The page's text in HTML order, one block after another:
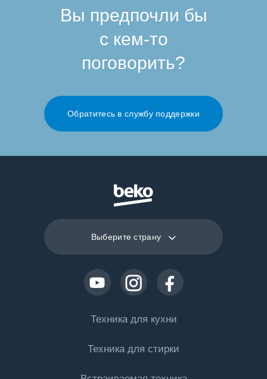
Вы предпочли бы
с кем-то
поговорить?
Обратитесь в службу поддержки
Выберите страну
Техника для кухни
Холодильная техника
Техника для стирки